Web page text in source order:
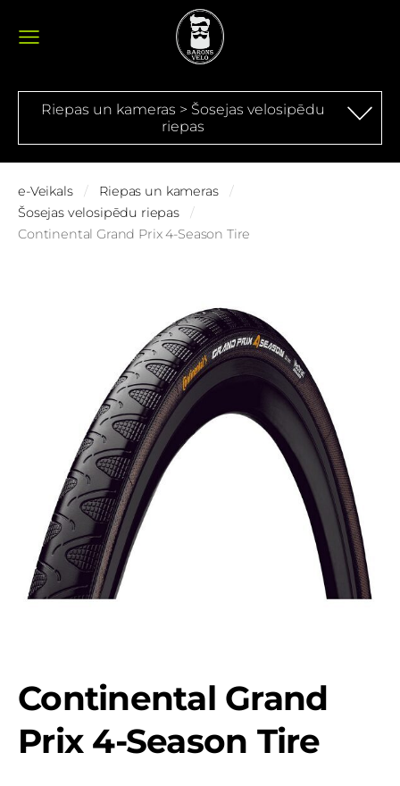
Riepas un kameras > Šosejas velosipēdu
riepas
e-Veikals
Riepas un kameras
Šosejas velosipēdu riepas
Continental Grand Prix 4-Season Tire
Continental Grand
Prix 4-Season Tire